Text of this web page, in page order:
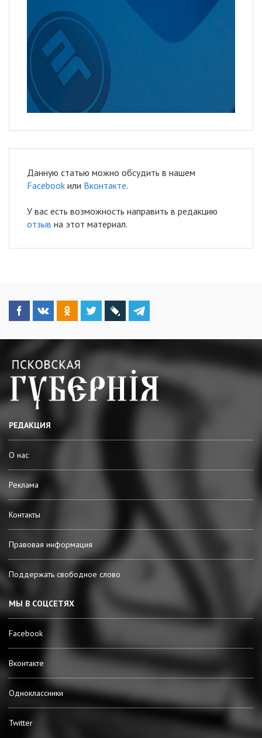
Данную статью можно обсудить в нашем
Facebook или Вконтакте.
У вас есть возможность направить в редакцию
отзыв на этот материал.
РЕДАКЦИЯ
О нас
Реклама
Контакты
Правовая информация
Поддержать свободное слово
МЫ В СОЦСЕТЯХ
Facebook
Вконтакте
Одноклассники
Twitter